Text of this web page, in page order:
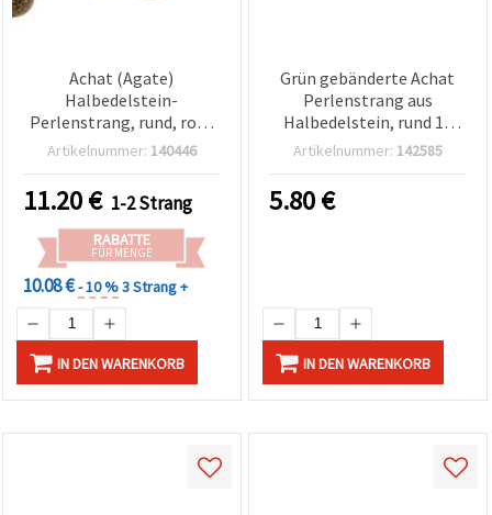
Achat (Agate)
Halbedelstein-
Perlenstrang, rund, roh-
matt, braun, 14 mm, ca.
Artikelnummer: 140446
11.20€ 1-2 Strang
RABATTE
FÜR MENGE
10.08 €- 10 %3 Strang +
IN DEN WARENKORB
Grün gebänderte Achat
Perlenstrang aus
Halbedelstein, rund 12
mm, ca. 32 Stück -
Basteln & Schmuckdesign
Artikelnummer: 142585
5.80€
IN DEN WARENKORB